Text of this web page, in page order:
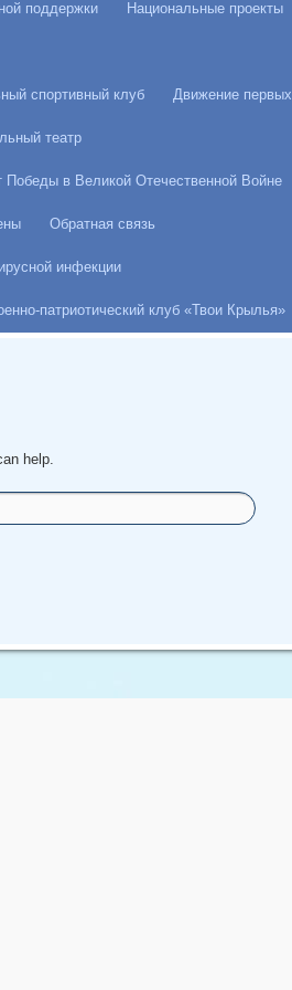
поддержки Национальные проекты
спортивный клуб Движение первых
театр
Победы в Великой Отечественной Войне
Обратная связь
инфекции
патриотический клуб «Твои Крылья»
help.